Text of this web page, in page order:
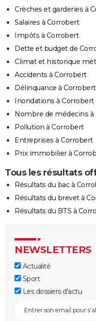
Crèches et garderies à
Salaires à Corrobert
Impôts à Corrobert
Dette et budget de
Climat et historique
Accidents à Corrobert
Délinquance à Corrobert
Inondations à Corrobert
Nombre de médecins à
Pollution à Corrobert
Entreprises à Corrobert
Prix immobilier à
Tous les résultats
Résultats du bac à
Résultats du brevet à
Résultats du BTS à
NEWSLETTERS
Actualité
Sport
Les dossiers d'actu